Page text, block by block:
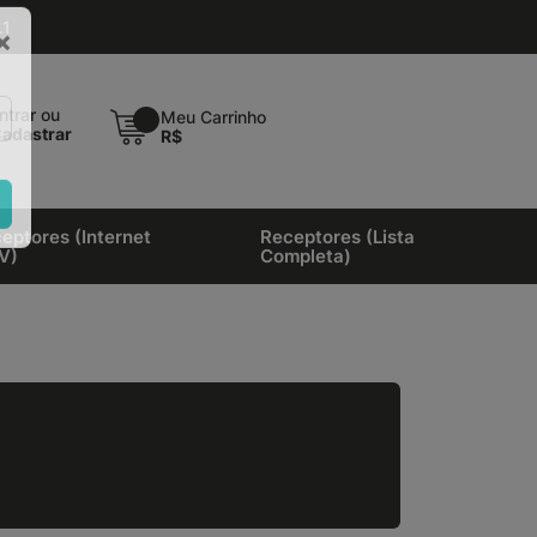
ou
Meu Carrinho
R$
(Internet
Receptores (Lista
Completa)